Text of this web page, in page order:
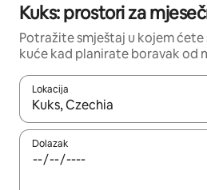
Kuks: prostori za
Potražite smještaj u kojem
kuće kad planirate boravak od
Lokacija
Kada budu dostupni rezultati,
Dolazak